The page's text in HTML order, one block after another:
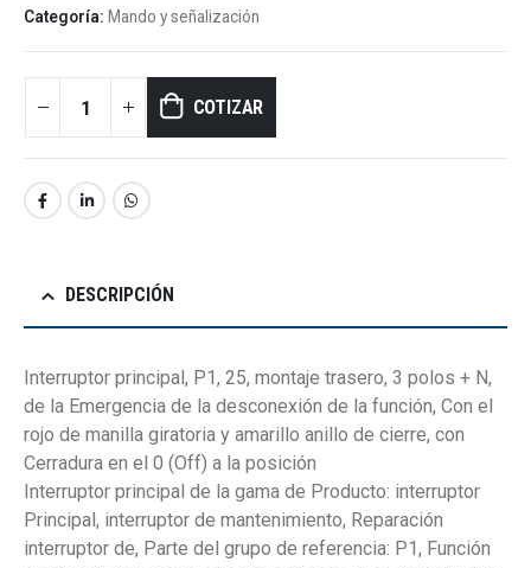
Categoría: Mando y señalización
COTIZAR
DESCRIPCIÓN
Interruptor principal, P1, 25, montaje trasero, 3 polos + N,
de la Emergencia de la desconexión de la función, Con el
rojo de manilla giratoria y amarillo anillo de cierre, con
Cerradura en el 0 (Off) a la posición
Interruptor principal de la gama de Producto: interruptor
Principal, interruptor de mantenimiento, Reparación
interruptor de, Parte del grupo de referencia: P1, Función